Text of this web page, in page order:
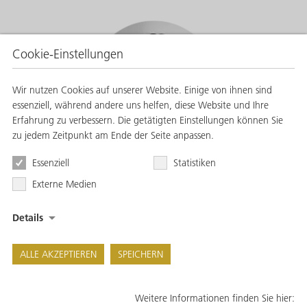
Bei »Facet« ist der Name Konzept. Der Berliner
geschliffenen Facetten eines Edelsteins inspirieren
Cookie-Einstellungen
Wir nutzen Cookies auf unserer Website. Einige von ihnen sind
essenziell, während andere uns helfen, diese Website und Ihre
Erfahrung zu verbessern. Die getätigten Einstellungen können Sie
zu jedem Zeitpunkt am Ende der Seite anpassen.
Essenziell
Statistiken
Externe Medien
Details
ALLE AKZEPTIEREN SPEICHERN
Weitere Informationen finden Sie hier: